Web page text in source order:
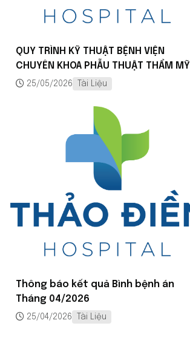
QUY TRÌNH KỸ THUẬT BỆNH VIỆN
CHUYÊN KHOA PHẪU THUẬT THẨM MỸ
QUỐC TẾ THẢO ĐIỀN
25/05/2026 Tài Liệu
Thông báo kết quả Bình bệnh án
Tháng 04/2026
25/04/2026 Tài Liệu